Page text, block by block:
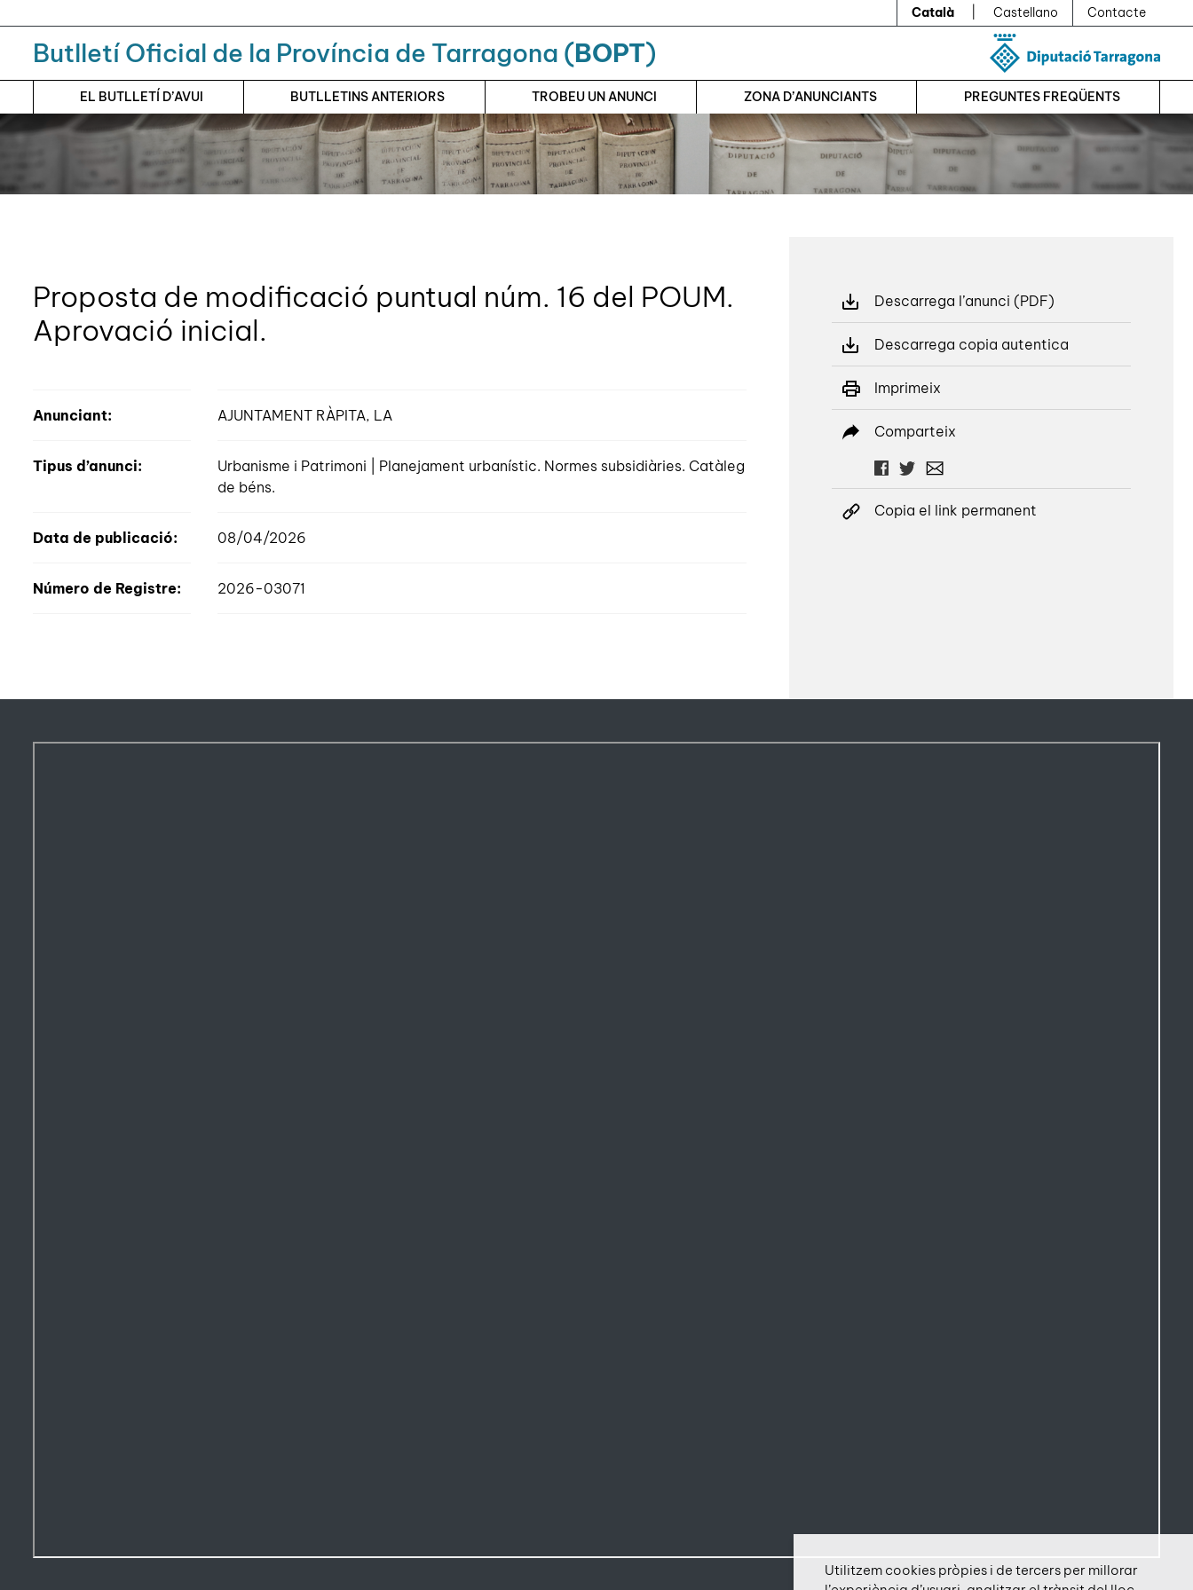
Català Castellano Contacte
Butlletí Oficial de la Província de Tarragona (BOPT)
EL BUTLLETÍ D’AVUI BUTLLETINS ANTERIORS TROBEU UN ANUNCI ZONA D’ANUNCIANTS PREGUNTES FREQÜENTS
Proposta de modificació puntual núm. 16 del POUM.
Aprovació inicial.
Anunciant: AJUNTAMENT RÀPITA, LA
Tipus d’anunci:
Urbanisme i Patrimoni | Planejament urbanístic. Normes subsidiàries. Catàleg
de béns.
Data de publicació: 08/04/2026
Número de Registre: 2026-03071
Descarrega l’anunci (PDF)
Descarrega copia autentica
Imprimeix
Comparteix
Copia el link permanent
Utilitzem cookies pròpies i de tercers per millorar